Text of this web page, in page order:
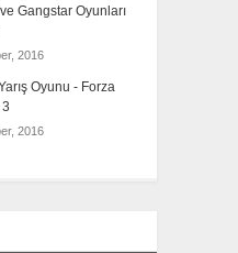
Gangstar Oyunları
2016
Oyunu - Forza
2016